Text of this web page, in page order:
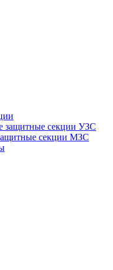
защитные секции УЗС
секции МЗС